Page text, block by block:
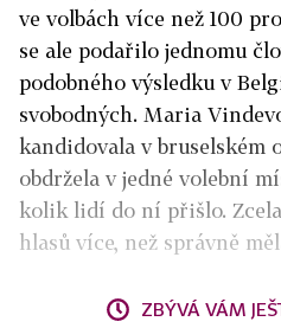
ve volbách více než 100
se ale podařilo jednomu
podobného výsledku v
svobodných. Maria
kandidovala v bruselském
obdržela v jedné volební
kolik lidí do ní přišlo.
hlasů více, než správně
ZBÝVÁ VÁM